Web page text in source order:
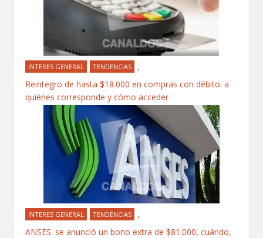
INTERES GENERAL ,
TENDENCIAS
Reintegro de hasta $18.000 en compras con débito: a
quiénes corresponde y cómo acceder
INTERES GENERAL ,
TENDENCIAS
ANSES: se anunció un bono extra de $81.000, cuándo,